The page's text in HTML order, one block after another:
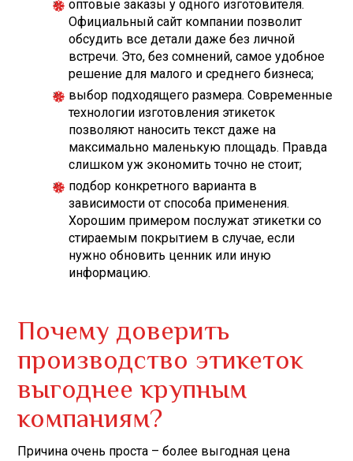
оптовые заказы у одного изготовителя.
Официальный сайт компании позволит
обсудить все детали даже без личной
встречи. Это, без сомнений, самое удобное
решение для малого и среднего бизнеса;
выбор подходящего размера. Современные
технологии изготовления этикеток
позволяют наносить текст даже на
максимально маленькую площадь. Правда
слишком уж экономить точно не стоит;
подбор конкретного варианта в
зависимости от способа применения.
Хорошим примером послужат этикетки со
стираемым покрытием в случае, если
нужно обновить ценник или иную
информацию.
Почему доверить
производство этикеток
выгоднее крупным
компаниям?
Причина очень проста – более выгодная цена